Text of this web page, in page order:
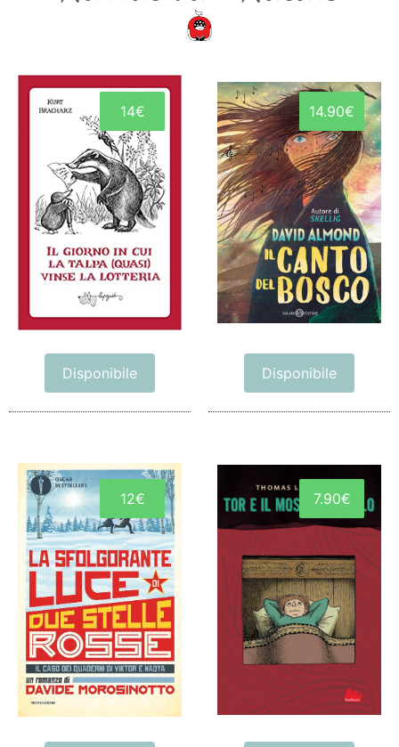
Disponibile
14€
Disponibile
14.90€
12€ 7.90€